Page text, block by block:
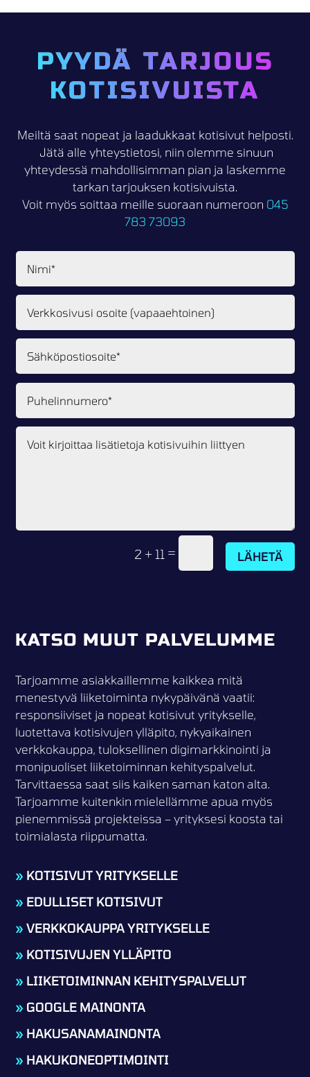
PYYDÄ TARJOUS
KOTISIVUISTA
Meiltä saat nopeat ja laadukkaat kotisivut helposti.
Jätä alle yhteystietosi, niin olemme sinuun
yhteydessä mahdollisimman pian ja laskemme
tarkan tarjouksen kotisivuista.
Voit myös soittaa meille suoraan numeroon 045
783 73093
2 + 11 = LÄHETÄ
KATSO MUUT PALVELUMME
Tarjoamme asiakkaillemme kaikkea mitä
menestyvä liiketoiminta nykypäivänä vaatii:
responsiiviset ja nopeat kotisivut yritykselle,
luotettava kotisivujen ylläpito, nykyaikainen
verkkokauppa, tuloksellinen digimarkkinointi ja
monipuoliset liiketoiminnan kehityspalvelut.
Tarvittaessa saat siis kaiken saman katon alta.
Tarjoamme kuitenkin mielellämme apua myös
pienemmissä projekteissa – yrityksesi koosta tai
toimialasta riippumatta.
» KOTISIVUT YRITYKSELLE
» EDULLISET KOTISIVUT
» VERKKOKAUPPA YRITYKSELLE
» KOTISIVUJEN YLLÄPITO
» LIIKETOIMINNAN KEHITYSPALVELUT
» GOOGLE MAINONTA
» HAKUSANAMAINONTA
» HAKUKONEOPTIMOINTI